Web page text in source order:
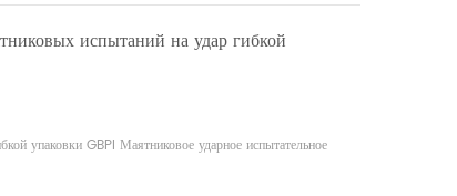
испытаний на удар гибкой
упаковки GBPI Маятниковое ударное испытательное